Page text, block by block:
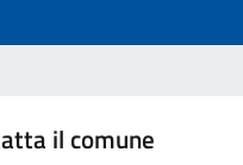
il comune